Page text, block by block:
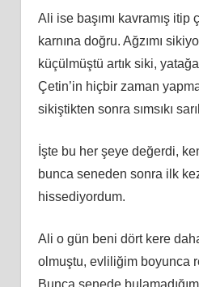
Ali ise başımı kavramış itip
karnına doğru. Ağzımı
küçülmüştü artık siki,
Çetin’in hiçbir zaman
sikiştikten sonra sımsıkı
İşte bu her şeye değerdi,
bunca seneden sonra ilk
hissediyordum.
Ali o gün beni dört kere
olmuştu, evliliğim boyunca
Bunca senede